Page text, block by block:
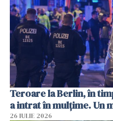
Teroare la Berlin, în
a intrat în mulțime. Un
26 IULIE 2026